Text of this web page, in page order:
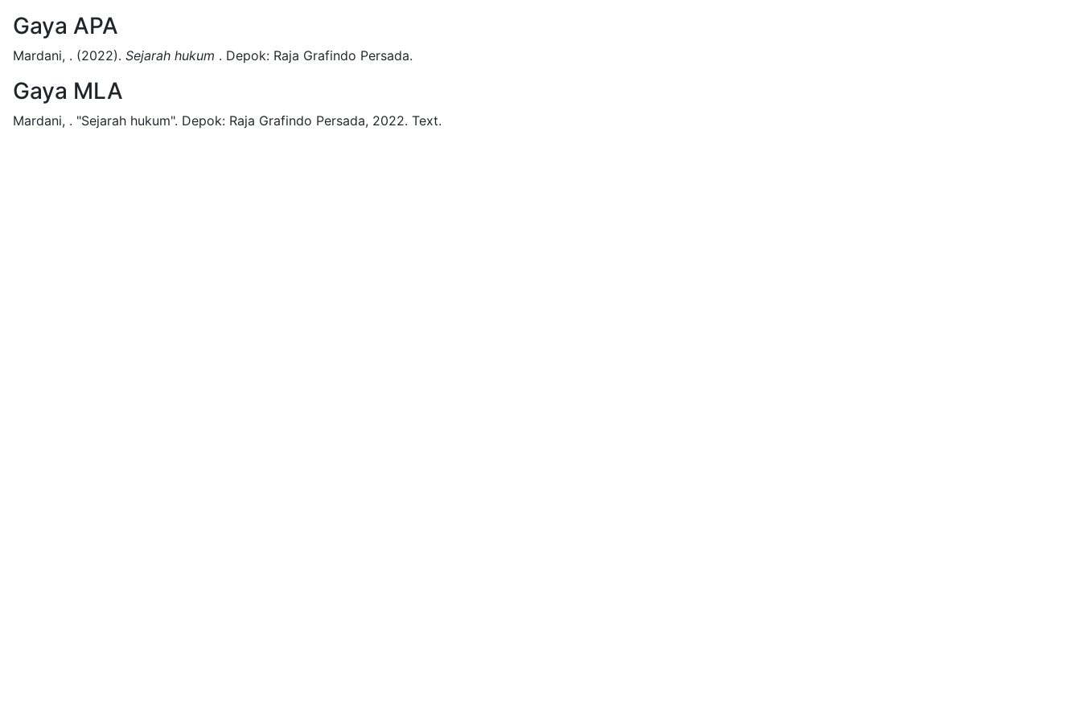
Gaya APA
Mardani, . (2022). Sejarah hukum . Depok: Raja Grafindo Persada.
Gaya MLA
Mardani, . "Sejarah hukum". Depok: Raja Grafindo Persada, 2022. Text.